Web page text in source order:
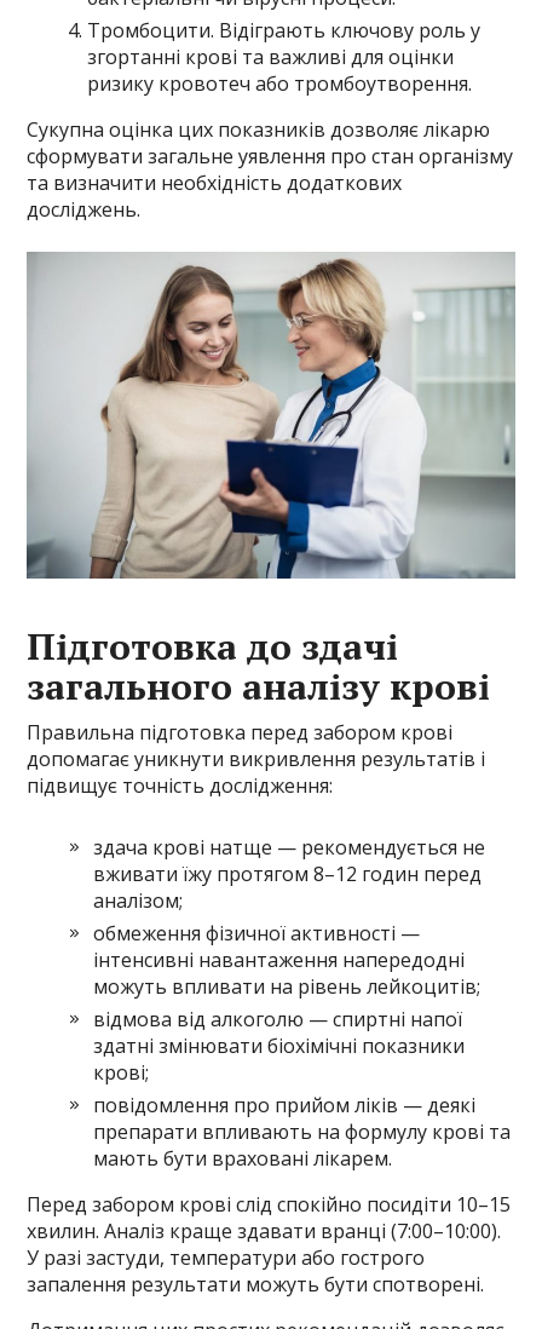
Тромбоцити. Відіграють ключову роль у
згортанні крові та важливі для оцінки
ризику кровотеч або тромбоутворення.
Сукупна оцінка цих показників дозволяє лікарю
сформувати загальне уявлення про стан організму
та визначити необхідність додаткових
досліджень.
Підготовка до здачі
загального аналізу крові
Правильна підготовка перед забором крові
допомагає уникнути викривлення результатів і
підвищує точність дослідження:
здача крові натще — рекомендується не
вживати їжу протягом 8–12 годин перед
аналізом;
обмеження фізичної активності —
інтенсивні навантаження напередодні
можуть впливати на рівень лейкоцитів;
відмова від алкоголю — спиртні напої
здатні змінювати біохімічні показники
крові;
повідомлення про прийом ліків — деякі
препарати впливають на формулу крові та
мають бути враховані лікарем.
Перед забором крові слід спокійно посидіти 10–15
хвилин. Аналіз краще здавати вранці (7:00–10:00).
У разі застуди, температури або гострого
запалення результати можуть бути спотворені.